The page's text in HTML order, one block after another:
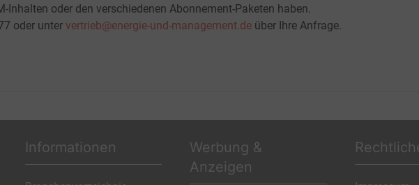
Inhalten oder den verschiedenen Abonnement-Paketen haben.
oder unter vertrieb@energie-und-management.de über Ihre Anfrage.
Informationen
Werbung &
Anzeigen